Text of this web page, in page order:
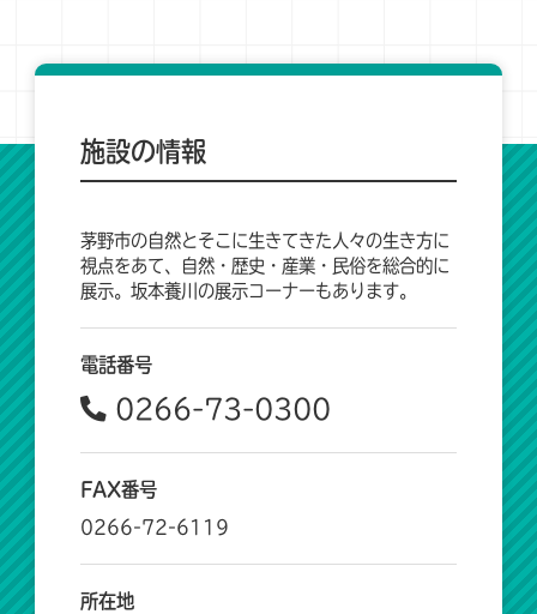
施設の情報
茅野市の自然とそこに生きてきた人々の生き方に
視点をあて、自然・歴史・産業・民俗を総合的に
展示。坂本養川の展示コーナーもあります。
電話番号
0266-73-0300
FAX番号
0266-72-6119
所在地